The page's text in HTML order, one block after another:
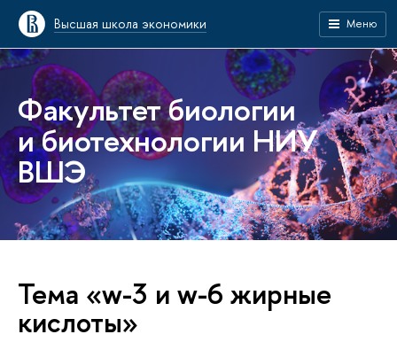
Высшая школа экономики Меню
Факультет биологии
и биотехнологии НИУ
ВШЭ
Тема «w-3 и w-6 жирные
кислоты»